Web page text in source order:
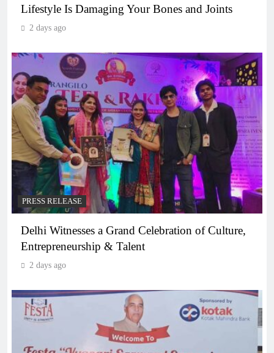
Lifestyle Is Damaging Your Bones and Joints
2 days ago
PRESS RELEASE
Delhi Witnesses a Grand Celebration of Culture,
Entrepreneurship & Talent
2 days ago